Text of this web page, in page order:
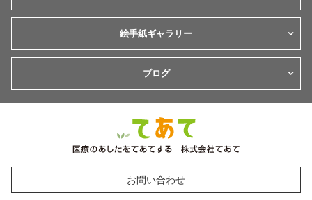
絵手紙ギャラリー
ブログ
お問い合わせ